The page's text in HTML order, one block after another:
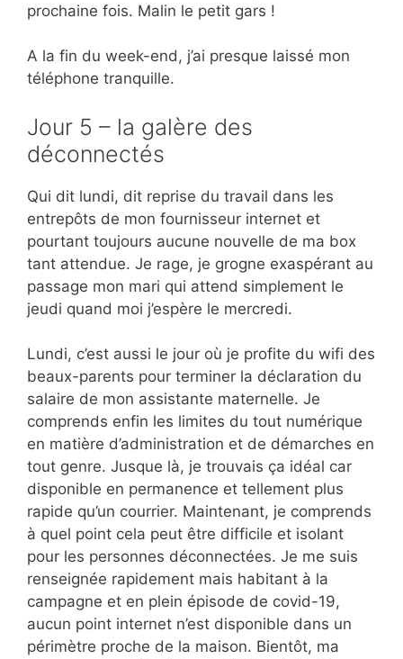
prochaine fois. Malin le petit gars !
A la fin du week-end, j’ai presque laissé mon
téléphone tranquille.
Jour 5 – la galère des
déconnectés
Qui dit lundi, dit reprise du travail dans les
entrepôts de mon fournisseur internet et
pourtant toujours aucune nouvelle de ma box
tant attendue. Je rage, je grogne exaspérant au
passage mon mari qui attend simplement le
jeudi quand moi j’espère le mercredi.
Lundi, c’est aussi le jour où je profite du wifi des
beaux-parents pour terminer la déclaration du
salaire de mon assistante maternelle. Je
comprends enfin les limites du tout numérique
en matière d’administration et de démarches en
tout genre. Jusque là, je trouvais ça idéal car
disponible en permanence et tellement plus
rapide qu’un courrier. Maintenant, je comprends
à quel point cela peut être difficile et isolant
pour les personnes déconnectées. Je me suis
renseignée rapidement mais habitant à la
campagne et en plein épisode de covid-19,
aucun point internet n’est disponible dans un
périmètre proche de la maison. Bientôt, ma